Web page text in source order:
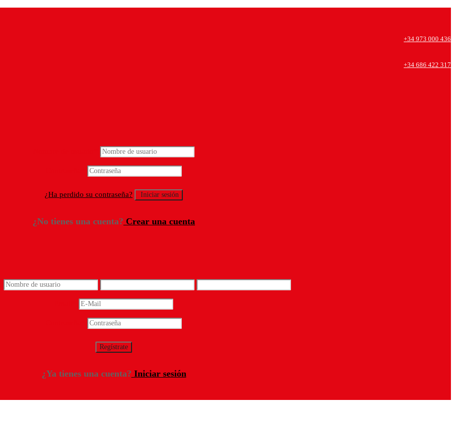
+34 973 000 436
+34 686 422 317
¿Ha perdido su contraseña?
¿No tienes una cuenta? Crear una cuenta
¿Ya tienes una cuenta? Iniciar sesión